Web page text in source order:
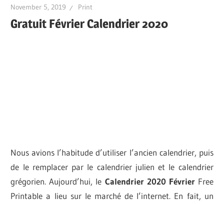
November 5, 2019 Print
Gratuit Février Calendrier 2020
Nous avions l’habitude d’utiliser l’ancien calendrier, puis
de le remplacer par le calendrier julien et le calendrier
grégorien. Aujourd’hui, le Calendrier 2020 FévrierFree
Printable a lieu sur le marché de l’internet. En fait, un